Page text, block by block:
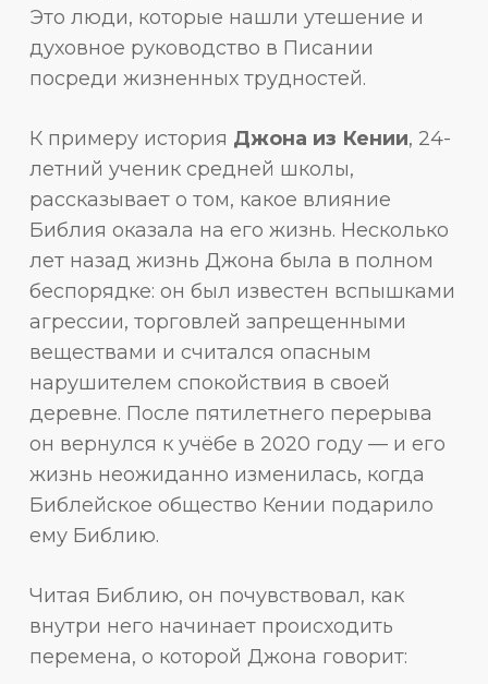
Это люди, которые нашли утешение и
духовное руководство в Писании
посреди жизненных трудностей.
К примеру история Джона из Кении, 24-
летний ученик средней школы,
рассказывает о том, какое влияние
Библия оказала на его жизнь. Несколько
лет назад жизнь Джона была в полном
беспорядке: он был известен вспышками
агрессии, торговлей запрещенными
веществами и считался опасным
нарушителем спокойствия в своей
деревне. После пятилетнего перерыва
он вернулся к учёбе в 2020 году — и его
жизнь неожиданно изменилась, когда
Библейское общество Кении подарило
ему Библию.
Читая Библию, он почувствовал, как
внутри него начинает происходить
перемена, о которой Джона говорит: